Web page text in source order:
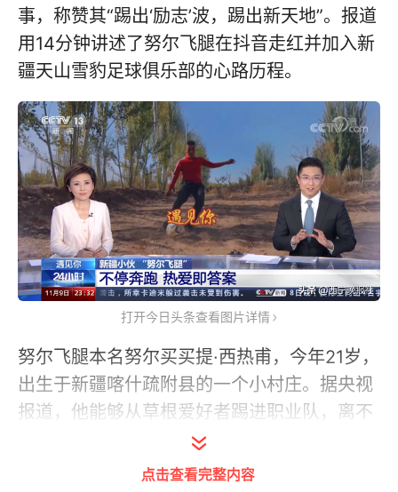
事，称赞其“踢出‘励志’波，踢出新天地”。报道
用14分钟讲述了努尔飞腿在抖音走红并加入新
疆天山雪豹足球俱乐部的心路历程。
打开今日头条查看图片详情
努尔飞腿本名努尔买买提·西热甫，今年21岁，
出生于新疆喀什疏附县的一个小村庄。据央视
报道，他能够从草根爱好者踢进职业队，离不
开启蒙老师麦合木提江对·托合提的引导和呵
护。在当时一场乡村足球比赛中，努尔买买提
点击查看完整内容